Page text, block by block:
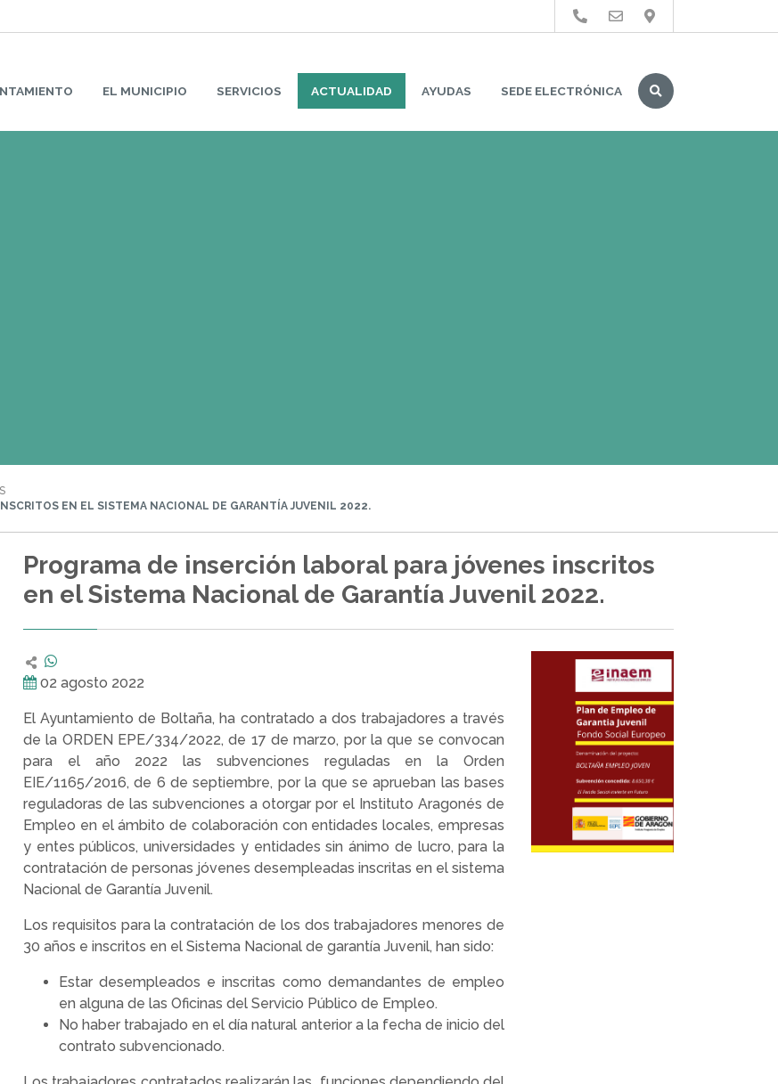
EL MUNICIPIO SERVICIOS ACTUALIDAD AYUDAS SEDE ELECTRÓNICA
Buscar
EN EL SISTEMA NACIONAL DE GARANTÍA JUVENIL 2022.
Programa de inserción laboral para jóvenes inscritos
en el Sistema Nacional de Garantía Juvenil 2022.
02 agosto 2022
El Ayuntamiento de Boltaña, ha contratado a dos trabajadores a través
de la ORDEN EPE/334/2022, de 17 de marzo, por la que se convocan
para el año 2022 las subvenciones reguladas en la Orden
EIE/1165/2016, de 6 de septiembre, por la que se aprueban las bases
reguladoras de las subvenciones a otorgar por el Instituto Aragonés de
Empleo en el ámbito de colaboración con entidades locales, empresas
y entes públicos, universidades y entidades sin ánimo de lucro, para la
contratación de personas jóvenes desempleadas inscritas en el sistema
Nacional de Garantía Juvenil.
Los requisitos para la contratación de los dos trabajadores menores de
30 años e inscritos en el Sistema Nacional de garantía Juvenil, han sido:
Estar desempleados e inscritas como demandantes de empleo
en alguna de las Oficinas del Servicio Público de Empleo.
No haber trabajado en el día natural anterior a la fecha de inicio del
contrato subvencionado.